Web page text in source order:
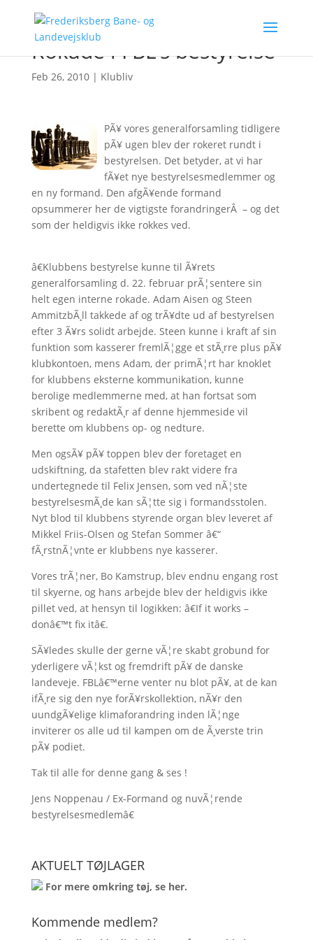
Rokade i FBL’s bestyrelse
Feb 26, 2010| Klubliv
PÃ¥ vores generalforsamling tidligere
pÃ¥ ugen blev der rokeret rundt i
bestyrelsen. Det betyder, at vi har
fÃ¥et nye bestyrelsesmedlemmer og
en ny formand. Den afgÃ¥ende formand
opsummerer her de vigtigste forandringerÂ – og det
som der heldigvis ikke rokkes ved.
â€Klubbens bestyrelse kunne til Ã¥rets
generalforsamling d. 22. februar prÃ¦sentere sin
helt egen interne rokade. Adam Aisen og Steen
AmmitzbÃ¸ll takkede af og trÃ¥dte ud af bestyrelsen
efter 3 Ã¥rs solidt arbejde. Steen kunne i kraft af sin
funktion som kasserer fremlÃ¦gge et stÃ¸rre plus pÃ¥
klubkontoen, mens Adam, der primÃ¦rt har knoklet
for klubbens eksterne kommunikation, kunne
berolige medlemmerne med, at han fortsat som
skribent og redaktÃ¸r af denne hjemmeside vil
berette om klubbens op- og nedture.
Men ogsÃ¥ pÃ¥ toppen blev der foretaget en
udskiftning, da stafetten blev rakt videre fra
undertegnede til Felix Jensen, som ved nÃ¦ste
bestyrelsesmÃ¸de kan sÃ¦tte sig i formandsstolen.
Nyt blod til klubbens styrende organ blev leveret af
Mikkel Friis-Olsen og Stefan Sommer â€“
fÃ¸rstnÃ¦vnte er klubbens nye kasserer.
Vores trÃ¦ner, Bo Kamstrup, blev endnu engang rost
til skyerne, og hans arbejde blev der heldigvis ikke
pillet ved, at hensyn til logikken: â€If it works –
donâ€™t fix itâ€.
SÃ¥ledes skulle der gerne vÃ¦re skabt grobund for
yderligere vÃ¦kst og fremdrift pÃ¥ de danske
landeveje. FBLâ€™erne venter nu blot pÃ¥, at de kan
ifÃ¸re sig den nye forÃ¥rskollektion, nÃ¥r den
uundgÃ¥elige klimaforandring inden lÃ¦nge
inviterer os alle ud til kampen om de Ã¸verste trin
pÃ¥ podiet.
Tak til alle for denne gang & ses !
Jens Noppenau / Ex-Formand og nuvÃ¦rende
bestyrelsesmedlemâ€
AKTUELT TØJLAGER
For mere omkring tøj, se her.
Kommende medlem?